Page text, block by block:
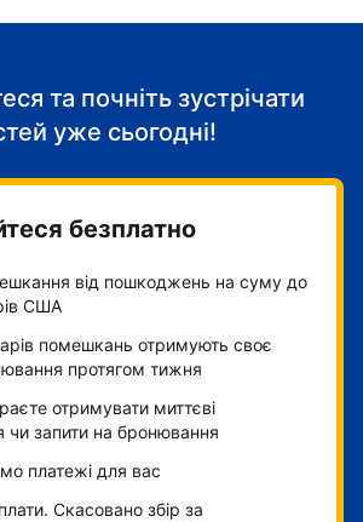
та почніть зустрічати
уже сьогодні!
безплатно
від пошкоджень на суму до
США
помешкань отримують своє
протягом тижня
отримувати миттєві
чи запити на бронювання
платежі для вас
Скасовано збір за